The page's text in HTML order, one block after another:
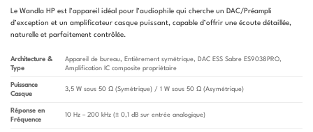
Le Wandla HP est l’appareil idéal pour l’audiophile qui cherche un DAC/Préampli
d’exception et un amplificateur casque puissant, capable d’offrir une écoute détaillée,
naturelle et parfaitement contrôlée.
Architecture &
Type
Appareil de bureau, Entièrement symétrique, DAC ESS Sabre ES9038PRO,
Amplification IC composite propriétaire
Puissance
Casque
3,5 W sous 50 Ω (Symétrique) / 1 W sous 50 Ω (Asymétrique)
Réponse en
Fréquence
10 Hz – 200 kHz (± 0,1 dB sur entrée analogique)